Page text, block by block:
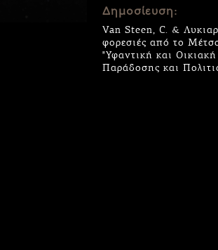
Δημοσίευση:
Van Steen, C. &
φορεσιές από το
"Υφαντική και
Παράδοσης και